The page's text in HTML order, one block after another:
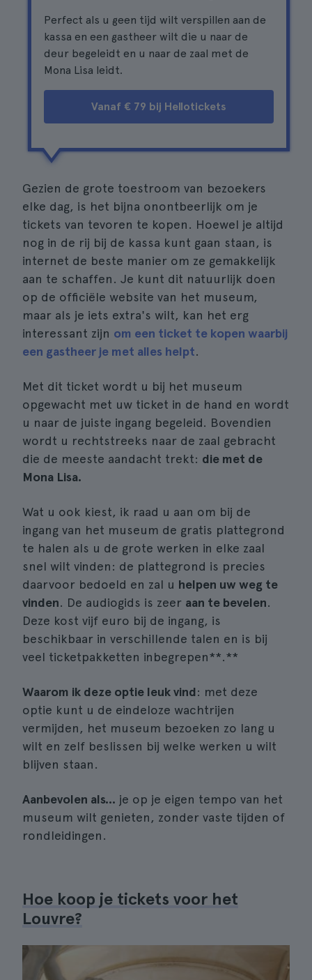
Perfect als u geen tijd wilt verspillen aan de
kassa en een gastheer wilt die u naar de
deur begeleidt en u naar de zaal met de
Mona Lisa leidt.
Vanaf € 79 bij Hellotickets
Gezien de grote toestroom van bezoekers
elke dag, is het bijna onontbeerlijk om je
tickets van tevoren te kopen. Hoewel je altijd
nog in de rij bij de kassa kunt gaan staan, is
internet de beste manier om ze gemakkelijk
aan te schaffen. Je kunt dit natuurlijk doen
op de officiële website van het museum,
maar als je iets extra's wilt, kan het erg
interessant zijn om een ticket te kopen waarbij
een gastheer je met alles helpt.
Met dit ticket wordt u bij het museum
opgewacht met uw ticket in de hand en wordt
u naar de juiste ingang begeleid. Bovendien
wordt u rechtstreeks naar de zaal gebracht
die de meeste aandacht trekt: die met de
Mona Lisa.
Wat u ook kiest, ik raad u aan om bij de
ingang van het museum de gratis plattegrond
te halen als u de grote werken in elke zaal
snel wilt vinden: de plattegrond is precies
daarvoor bedoeld en zal u helpen uw weg te
vinden. De audiogids is zeer aan te bevelen.
Deze kost vijf euro bij de ingang, is
beschikbaar in verschillende talen en is bij
veel ticketpakketten inbegrepen**.**
Waarom ik deze optie leuk vind: met deze
optie kunt u de eindeloze wachtrijen
vermijden, het museum bezoeken zo lang u
wilt en zelf beslissen bij welke werken u wilt
blijven staan.
Aanbevolen als... je op je eigen tempo van het
museum wilt genieten, zonder vaste tijden of
rondleidingen.
Hoe koop je tickets voor het
Louvre?